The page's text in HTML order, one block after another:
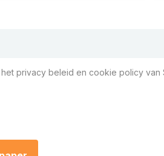
privacy beleid en cookie policy van